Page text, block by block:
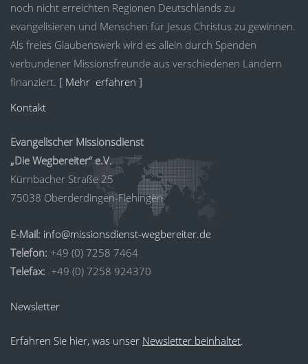
noch nicht erreichten Regionen Deutschlands zu
evangelisieren und Menschen für Jesus Christus zu gewinnen.
Als freies Glaubenswerk wird es allein durch Spenden
verbundener Missionsfreunde aus verschiedenen Ländern
finanziert. [ Mehr erfahren ]
Kontakt
Evangelischer Missionsdienst
„Die Wegbereiter“ e.V.
Kürnbacher Straße 25
75038 Oberderdingen-Flehingen
E-Mail: info@missionsdienst-wegbereiter.de
Telefon: +49 (0) 7258 7464
Telefax: +49 (0) 7258 924370
Newsletter
Erfahren Sie hier, was unser Newsletter beinhaltet.